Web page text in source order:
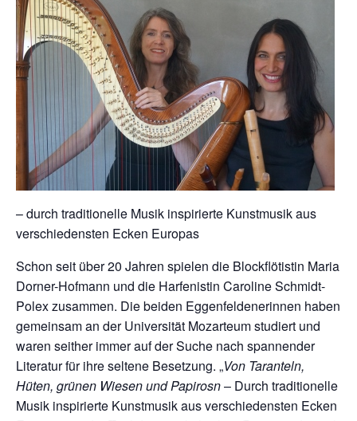
– durch traditionelle Musik inspirierte Kunstmusik aus
verschiedensten Ecken Europas
Schon seit über 20 Jahren spielen die Blockflötistin Maria
Dorner-Hofmann und die Harfenistin Caroline Schmidt-
Polex zusammen. Die beiden Eggenfeldenerinnen haben
gemeinsam an der Universität Mozarteum studiert und
waren seither immer auf der Suche nach spannender
Literatur für ihre seltene Besetzung. „Von Taranteln,
Hüten, grünen Wiesen und Papirosn– Durch traditionelle
Musik inspirierte Kunstmusik aus verschiedensten Ecken